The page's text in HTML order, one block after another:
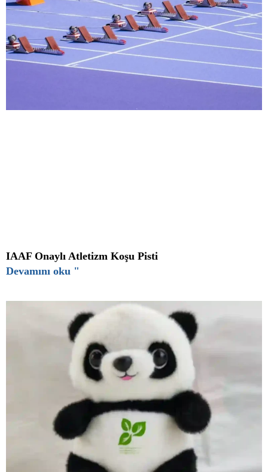
IAAF Onaylı Atletizm Koşu Pisti
Devamını oku "